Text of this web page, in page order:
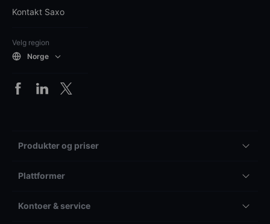
Kontakt Saxo
Velg region
Norge
Produkter og priser
Plattformer
Kontoer & service